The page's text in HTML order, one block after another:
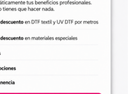
incorporar nuevas opciones a tu
de objetos y preparar
tu impresora UV DTF o tu
para negocios de